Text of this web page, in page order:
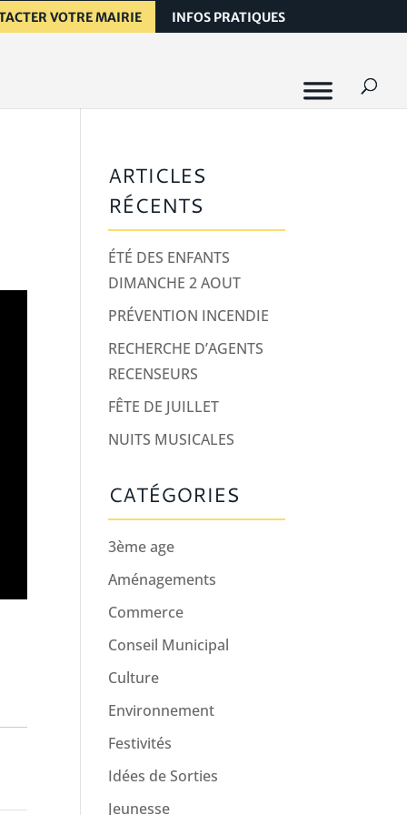
VOTRE MAIRIE INFOS PRATIQUES
ARTICLES
RÉCENTS
ÉTÉ DES ENFANTS
DIMANCHE 2 AOUT
PRÉVENTION INCENDIE
RECHERCHE D’AGENTS
RECENSEURS
FÊTE DE JUILLET
NUITS MUSICALES
CATÉGORIES
3ème age
Aménagements
Commerce
Conseil Municipal
Culture
Environnement
Festivités
Idées de Sorties
Jeunesse